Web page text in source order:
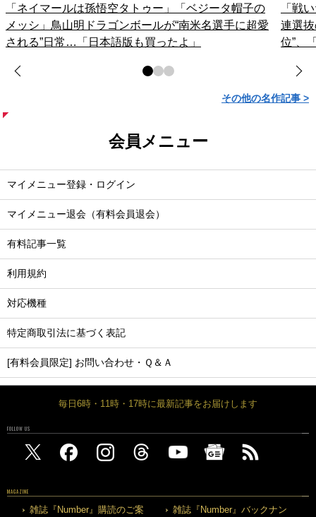
「ネイマールは孫悟空タトゥー」「ベジータ帽子の
メッシ」鳥山明ドラゴンボールが“南米名選手に超愛
される”日常…「日本語版も買ったよ」
「戦
連選
位”、
その他の名作記事 >
会員メニュー
マイメニュー登録・ログイン
マイメニュー退会（有料会員退会）
有料記事一覧
利用規約
対応機種
特定商取引法に基づく表記
[有料会員限定] お問い合わせ・Ｑ＆Ａ
毎日6時・11時・17時に最新記事をお届けします
FOLLOW US
MAGAZINE
雑誌『Number』購読のご案
雑誌『Number』バックナン